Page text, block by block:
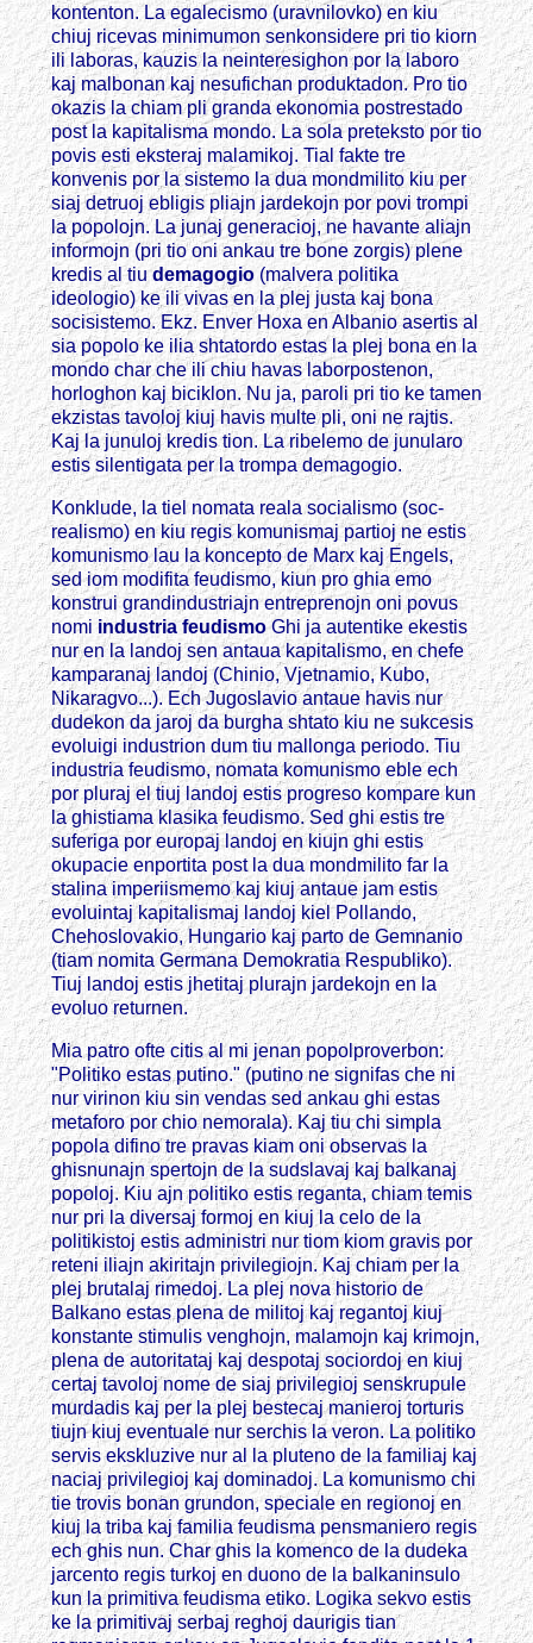
kontenton. La egalecismo (uravnilovko) en kiu
chiuj ricevas minimumon senkonsidere pri tio kiorn
ili laboras, kauzis la neinteresighon por la laboro
kaj malbonan kaj nesufichan produktadon. Pro tio
okazis la chiam pli granda ekonomia postrestado
post la kapitalisma mondo. La sola preteksto por tio
povis esti eksteraj malamikoj. Tial fakte tre
konvenis por la sistemo la dua mondmilito kiu per
siaj detruoj ebligis pliajn jardekojn por povi trompi
la popolojn. La junaj generacioj, ne havante aliajn
informojn (pri tio oni ankau tre bone zorgis) plene
kredis al tiudemagogio(malvera politika
ideologio) ke ili vivas en la plej justa kaj bona
socisistemo. Ekz. Enver Hoxa en Albanio asertis al
sia popolo ke ilia shtatordo estas la plej bona en la
mondo char che ili chiu havas laborpostenon,
horloghon kaj biciklon. Nu ja, paroli pri tio ke tamen
ekzistas tavoloj kiuj havis multe pli, oni ne rajtis.
Kaj la junuloj kredis tion. La ribelemo de junularo
estis silentigata per la trompa demagogio.
Konklude, la tiel nomata reala socialismo (soc-
realismo) en kiu regis komunismaj partioj ne estis
komunismo lau la koncepto de Marx kaj Engels,
sed iom modifita feudismo, kiun pro ghia emo
konstrui grandindustriajn entreprenojn oni povus
nomiindustria feudismoGhi ja autentike ekestis
nur en la landoj sen antaua kapitalismo, en chefe
kamparanaj landoj (Chinio, Vjetnamio, Kubo,
Nikaragvo...). Ech Jugoslavio antaue havis nur
dudekon da jaroj da burgha shtato kiu ne sukcesis
evoluigi industrion dum tiu mallonga periodo. Tiu
industria feudismo, nomata komunismo eble ech
por pluraj el tiuj landoj estis progreso kompare kun
la ghistiama klasika feudismo. Sed ghi estis tre
suferiga por europaj landoj en kiujn ghi estis
okupacie enportita post la dua mondmilito far la
stalina imperiismemo kaj kiuj antaue jam estis
evoluintaj kapitalismaj landoj kiel Pollando,
Chehoslovakio, Hungario kaj parto de Gemnanio
(tiam nomita Germana Demokratia Respubliko).
Tiuj landoj estis jhetitaj plurajn jardekojn en la
evoluo returnen.
Mia patro ofte citis al mi jenan popolproverbon:
"Politiko estas putino." (putino ne signifas che ni
nur virinon kiu sin vendas sed ankau ghi estas
metaforo por chio nemorala). Kaj tiu chi simpla
popola difino tre pravas kiam oni observas la
ghisnunajn spertojn de la sudslavaj kaj balkanaj
popoloj. Kiu ajn politiko estis reganta, chiam temis
nur pri la diversaj formoj en kiuj la celo de la
politikistoj estis administri nur tiom kiom gravis por
reteni iliajn akiritajn privilegiojn. Kaj chiam per la
plej brutalaj rimedoj. La plej nova historio de
Balkano estas plena de militoj kaj regantoj kiuj
konstante stimulis venghojn, malamojn kaj krimojn,
plena de autoritataj kaj despotaj sociordoj en kiuj
certaj tavoloj nome de siaj privilegioj senskrupule
murdadis kaj per la plej bestecaj manieroj torturis
tiujn kiuj eventuale nur serchis la veron. La politiko
servis ekskluzive nur al la pluteno de la familiaj kaj
naciaj privilegioj kaj dominadoj. La komunismo chi
tie trovis bonan grundon, speciale en regionoj en
kiuj la triba kaj familia feudisma pensmaniero regis
ech ghis nun. Char ghis la komenco de la dudeka
jarcento regis turkoj en duono de la balkaninsulo
kun la primitiva feudisma etiko. Logika sekvo estis
ke la primitivaj serbaj reghoj daurigis tian